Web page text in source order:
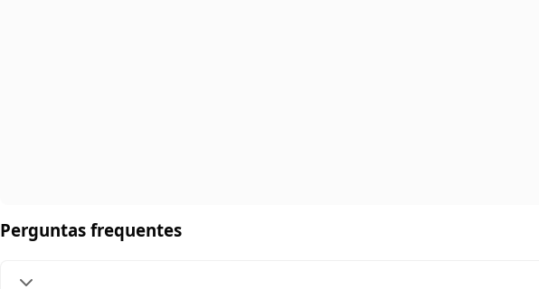
Perguntas frequentes